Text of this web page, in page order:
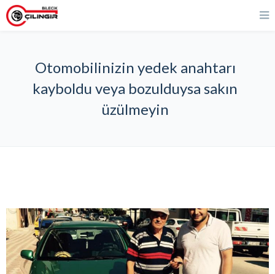
Otomobilinizin yedek anahtarı
kayboldu veya bozulduysa sakın
üzülmeyin